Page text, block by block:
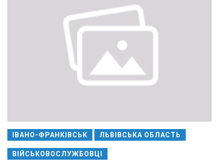
ІВАНО-ФРАНКІВСЬК ЛЬВІВСЬКА ОБЛАСТЬ
ВІЙСЬКОВОСЛУЖБОВЦІ